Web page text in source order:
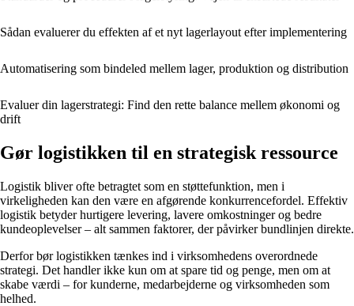
Sådan evaluerer du effekten af et nyt lagerlayout efter implementering
Automatisering som bindeled mellem lager, produktion og distribution
Evaluer din lagerstrategi: Find den rette balance mellem økonomi og
drift
Gør logistikken til en strategisk ressource
Logistik bliver ofte betragtet som en støttefunktion, men i
virkeligheden kan den være en afgørende konkurrencefordel. Effektiv
logistik betyder hurtigere levering, lavere omkostninger og bedre
kundeoplevelser – alt sammen faktorer, der påvirker bundlinjen direkte.
Derfor bør logistikken tænkes ind i virksomhedens overordnede
strategi. Det handler ikke kun om at spare tid og penge, men om at
skabe værdi – for kunderne, medarbejderne og virksomheden som
helhed.